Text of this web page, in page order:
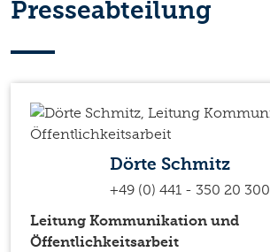
Presseabteilung
Dörte Schmitz
+49 (0) 441 - 350 20 300
Leitung Kommunikation und
Öffentlichkeitsarbeit